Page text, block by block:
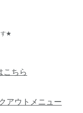
す★
こちら
アウトメニュー